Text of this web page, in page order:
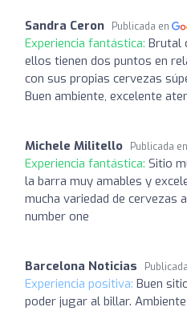
Sandra Ceron Publicada en
Experiencia fantástica: Brutal
ellos tienen dos puntos en
con sus propias cervezas
Buen ambiente, excelente
Michele Militello Publicada en
Experiencia fantástica: Sitio
la barra muy amables y
mucha variedad de cervezas
number one
Barcelona Noticias
Experiencia positiva: Buen
poder jugar al billar.